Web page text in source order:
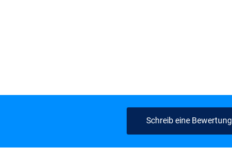
Schreib eine Bewertung